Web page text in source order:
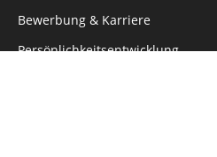
Bewerbung & Karriere
Persönlichkeitsentwicklung